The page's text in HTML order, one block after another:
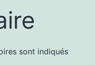
sont indiqués